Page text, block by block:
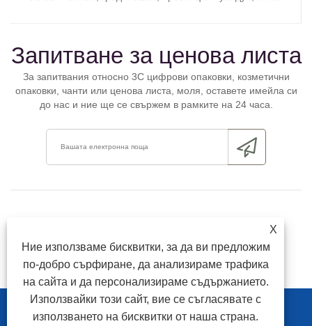
X
Ние използваме бисквитки, за да ви предложим
по-добро сърфиране, да анализираме трафика
на сайта и да персонализираме съдържанието.
Използвайки този сайт, вие се съгласявате с
използването на бисквитки от наша страна.
Запитване за ценова листа
За запитвания относно 3C цифрови опаковки, козметични
опаковки, чанти или ценова листа, моля, оставете имейла си
до нас и ние ще се свържем в рамките на 24 часа.
Link Sitemap RSS Xml Политика за поверителност